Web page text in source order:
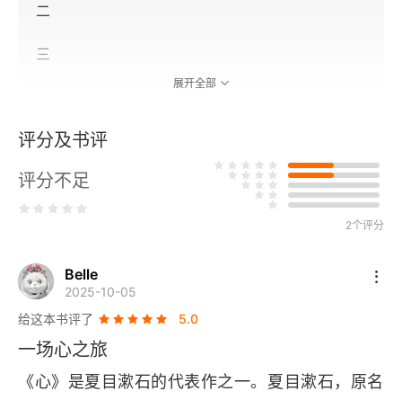
二
三
五
六
八
九
十
展开全部
评分及书评
评分不足
2个评分
Belle
2025-10-05
给这本书评了
5.0
一场心之旅
《心》是夏目漱石的代表作之一。夏目漱石，原名